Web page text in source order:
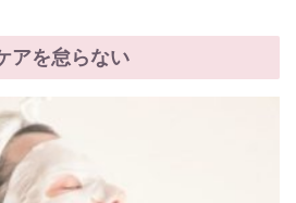
アを怠らない